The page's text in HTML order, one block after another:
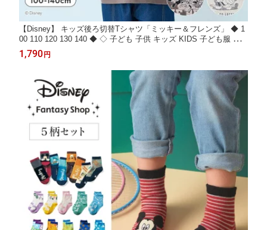
【Disney】 キッズ後ろ切替Tシャツ「ミッキー＆フレンズ」 ◆ 1
00 110 120 130 140 ◆ ◇ 子ども 子供 キッズ KIDS 子ども服 キ
ッズ服 服 トップス Tシャツ カットソー 長袖 おしゃれ かわいい
キャラクター 春 秋
1,790 円